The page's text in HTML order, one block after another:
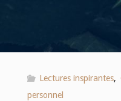
Lectures inspirantes,
personnel